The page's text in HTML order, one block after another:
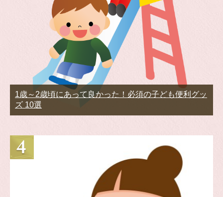
1歳～2歳頃にあって良かった！必須の子ども便利グッ
ズ 10選